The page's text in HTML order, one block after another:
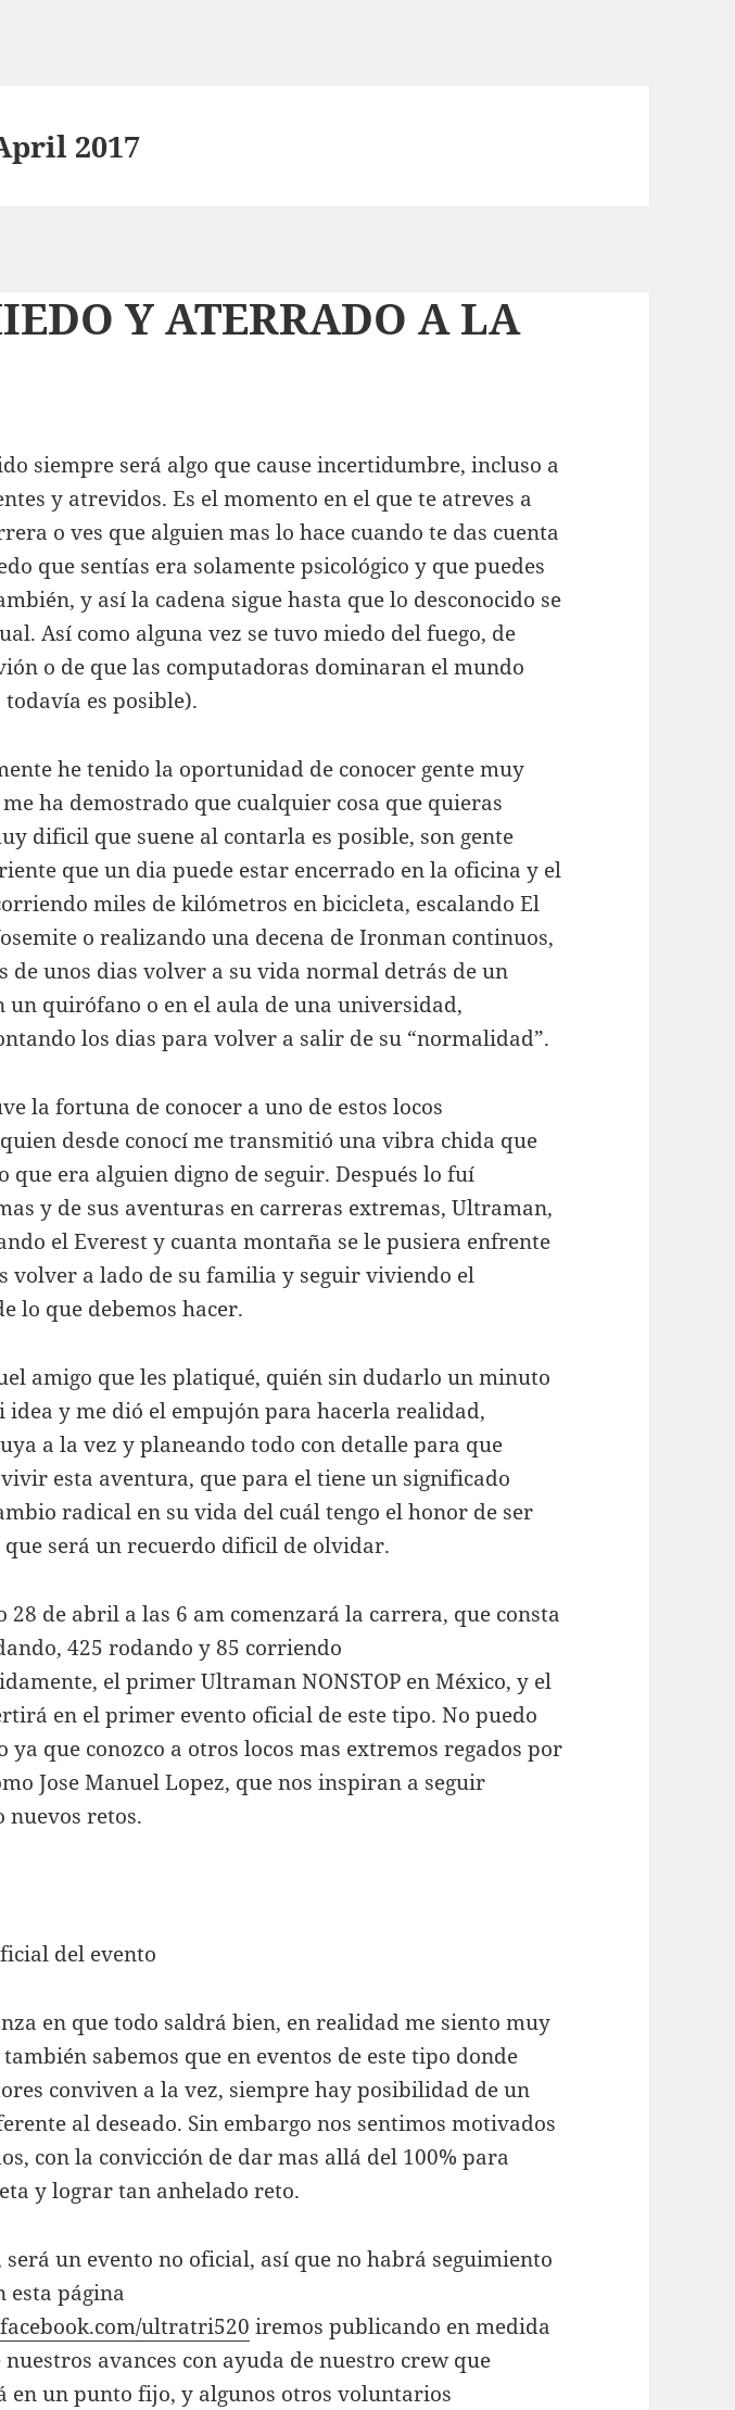
2017
Y ATERRADO A LA
siempre será algo que cause incertidumbre, incluso a
y atrevidos. Es el momento en el que te atreves a
o ves que alguien mas lo hace cuando te das cuenta
que sentías era solamente psicológico y que puedes
y así la cadena sigue hasta que lo desconocido se
Así como alguna vez se tuvo miedo del fuego, de
o de que las computadoras dominaran el mundo
es posible).
he tenido la oportunidad de conocer gente muy
ha demostrado que cualquier cosa que quieras
dificil que suene al contarla es posible, son gente
que un dia puede estar encerrado en la oficina y el
miles de kilómetros en bicicleta, escalando El
o realizando una decena de Ironman continuos,
de unos dias volver a su vida normal detrás de un
un quirófano o en el aula de una universidad,
los dias para volver a salir de su “normalidad”.
la fortuna de conocer a uno de estos locos
desde conocí me transmitió una vibra chida que
que era alguien digno de seguir. Después lo fuí
y de sus aventuras en carreras extremas, Ultraman,
el Everest y cuanta montaña se le pusiera enfrente
volver a lado de su familia y seguir viviendo el
lo que debemos hacer.
amigo que les platiqué, quién sin dudarlo un minuto
idea y me dió el empujón para hacerla realidad,
a la vez y planeando todo con detalle para que
esta aventura, que para el tiene un significado
radical en su vida del cuál tengo el honor de ser
será un recuerdo dificil de olvidar.
28 de abril a las 6 am comenzará la carrera, que consta
425 rodando y 85 corriendo
el primer Ultraman NONSTOP en México, y el
en el primer evento oficial de este tipo. No puedo
ya que conozco a otros locos mas extremos regados por
Jose Manuel Lopez, que nos inspiran a seguir
nuevos retos.
del evento
en que todo saldrá bien, en realidad me siento muy
sabemos que en eventos de este tipo donde
conviven a la vez, siempre hay posibilidad de un
al deseado. Sin embargo nos sentimos motivados
con la convicción de dar mas allá del 100% para
y lograr tan anhelado reto.
será un evento no oficial, así que no habrá seguimiento
esta página
ultratri520 iremos publicando en medida
avances con ayuda de nuestro crew que
en un punto fijo, y algunos otros voluntarios